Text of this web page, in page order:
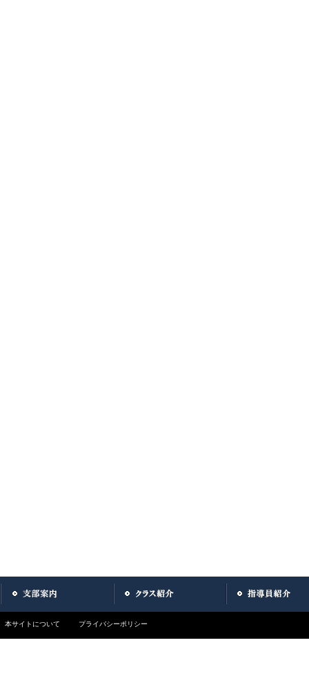
本サイトについて プライバシーポリシー